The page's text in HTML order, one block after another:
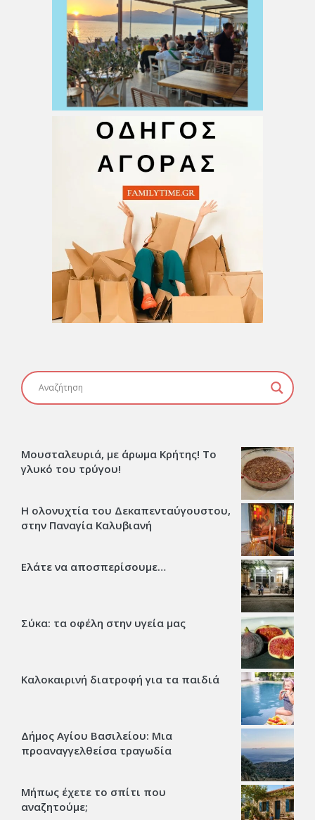
Μουσταλευριά, με άρωμα Κρήτης! Το
γλυκό του τρύγου!
Η ολονυχτία του Δεκαπενταύγουστου,
στην Παναγία Καλυβιανή
Ελάτε να αποσπερίσουμε…
Σύκα: τα οφέλη στην υγεία μας
Καλοκαιρινή διατροφή για τα παιδιά
Δήμος Αγίου Βασιλείου: Μια
προαναγγελθείσα τραγωδία
Μήπως έχετε το σπίτι που
αναζητούμε;